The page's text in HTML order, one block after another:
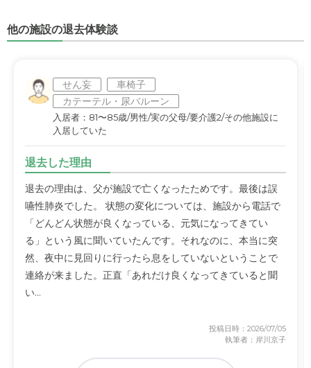
他の施設の退去体験談
せん妄
車椅子
カテーテル・尿バルーン
入居者：81〜85歳/男性/実の父母/要介護2/その他施設に
入居していた
退去した理由
退去の理由は、父が施設で亡くなったためです。最後は誤
嚥性肺炎でした。 状態の変化については、施設から電話で
「どんどん状態が良くなっている、元気になってきてい
る」という風に聞いていたんです。それなのに、本当に突
然、夜中に見回りに行ったら息をしていないということで
連絡が来ました。正直「あれだけ良くなってきていると聞
い...
投稿日時：2026/07/05
執筆者：岸川京子